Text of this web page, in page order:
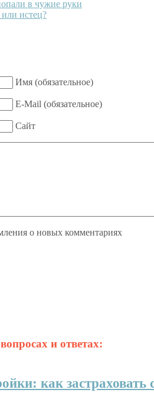
в чужие руки
или истец?
Имя (обязательное)
E-Mail (обязательное)
Сайт
о новых комментариях
и ответах:
как застраховать